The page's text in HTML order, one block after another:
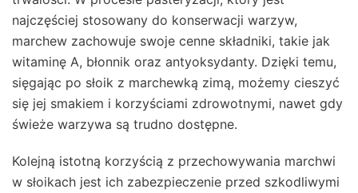
najczęściej stosowany do konserwacji warzyw,
marchew zachowuje swoje cenne składniki, takie jak
witaminę A, błonnik oraz antyoksydanty. Dzięki temu,
sięgając po słoik z marchewką zimą, możemy cieszyć
się jej smakiem i korzyściami zdrowotnymi, nawet gdy
świeże warzywa są trudno dostępne.
Kolejną istotną korzyścią z przechowywania marchwi
w słoikach jest ich zabezpieczenie przed szkodliwymi